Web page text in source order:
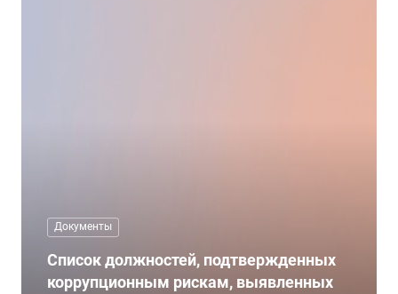
Документы
Список должностей, подтвержденных
коррупционным рискам, выявленных